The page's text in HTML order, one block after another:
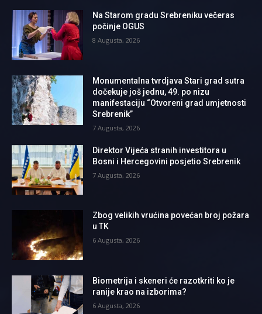
Na Starom gradu Srebreniku večeras
počinje OGUS
8 Augusta, 2026
Monumentalna tvrdjava Stari grad sutra
dočekuje još jednu, 49. po nizu
manifestaciju “Otvoreni grad umjetnosti
Srebrenik”
7 Augusta, 2026
Direktor Vijeća stranih investitora u
Bosni i Hercegovini posjetio Srebrenik
7 Augusta, 2026
Zbog velikih vrućina povećan broj požara
u TK
6 Augusta, 2026
Biometrija i skeneri će razotkriti ko je
ranije krao na izborima?
6 Augusta, 2026